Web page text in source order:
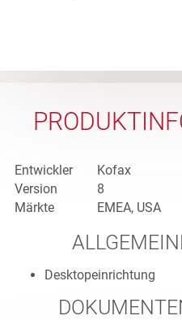
Entwickler
Kofax
Version
8
Märkte
EMEA, USA
Desktopeinrichtung